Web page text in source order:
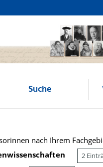
Suche
nach Ihrem
2